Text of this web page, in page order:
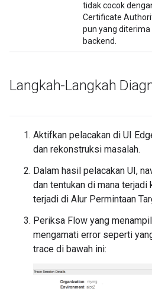
tidak cocok
Certificate
pun yang diterima
backend.
Langkah-Langkah
Aktifkan pelacakan di UI
dan rekonstruksi masalah.
Dalam hasil pelacakan UI,
dan tentukan di mana terjadi
terjadi di Alur Permintaan
Periksa Flow yang
mengamati error seperti
trace di bawah ini: